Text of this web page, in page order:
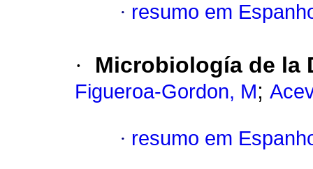
· resumo em
· Microbiología de la
Figueroa-Gordon, M;
· resumo em